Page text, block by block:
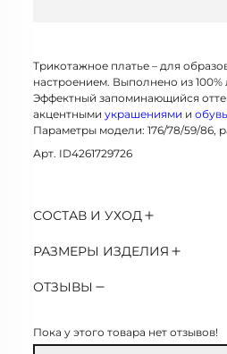
Трикотажное платье – для
настроением. Выполнено из 100%
Эффектный запоминающийся
акцентными украшениями и
Параметры модели: 176/78/59/86,
Арт. ID4261729726
СОСТАВ И УХОД
РАЗМЕРЫ ИЗДЕЛИЯ
ОТЗЫВЫ
Пока у этого товара нет отзывов!